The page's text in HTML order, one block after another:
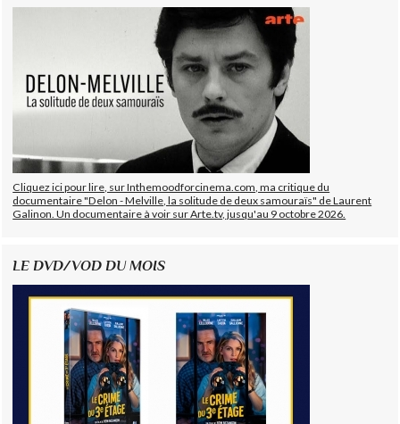
Cliquez ici pour lire, sur Inthemoodforcinema.com, ma critique du
documentaire "Delon - Melville, la solitude de deux samouraïs" de Laurent
Galinon. Un documentaire à voir sur Arte.tv, jusqu'au 9 octobre 2026.
LE DVD/VOD DU MOIS